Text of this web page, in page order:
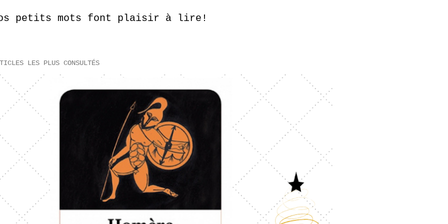
petits mots font plaisir à lire!
LES PLUS CONSULTÉS